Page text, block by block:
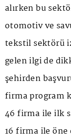
alırken bu
otomotiv ve
tekstil sektörü
gelen ilgi de
şehirden
firma program
46 firma ile ilk
16 firma ile öne